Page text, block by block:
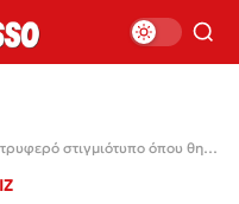
Μαριαλένα Ρουμελιώτη: Το τρυφερό στιγμιότυπο όπου θηλάζει τον γιο της σε εστιατόριο